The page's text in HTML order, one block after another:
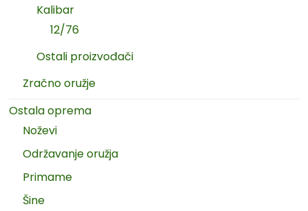
Kalibar
12/76
Ostali proizvođači
Zračno oružje
Ostala oprema
Noževi
Održavanje oružja
Primame
Šine